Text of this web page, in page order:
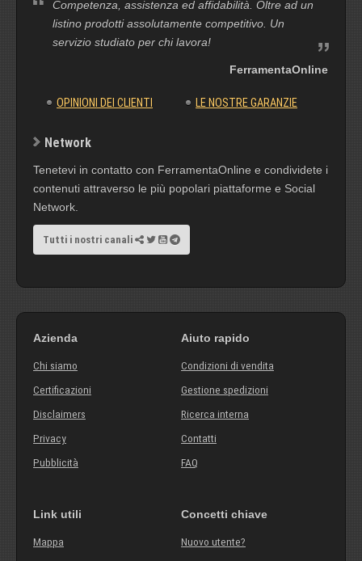
Competenza, assistenza ed affidabilità. Oltre ad un
listino prodotti assolutamente competitivo. Un
servizio studiato per chi lavora!
FerramentaOnline
OPINIONI DEI CLIENTI LE NOSTRE GARANZIE
Network
Tenetevi in contatto con FerramentaOnline e condividete i
contenuti attraverso le più popolari piattaforme e Social
Network.
Tutti i nostri canali
Azienda
Chi siamo
Certificazioni
Disclaimers
Privacy
Pubblicità
Aiuto rapido
Condizioni di vendita
Gestione spedizioni
Ricerca interna
Contatti
FAQ
Link utili
Mappa
Concetti chiave
Nuovo utente?